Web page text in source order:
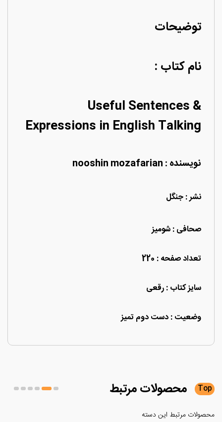
توضیحات
نام کتاب :
Useful Sentences &
Expressions in English Talking
نویسنده : nooshin mozafarian
نشر : جنگل
صحافی : شومیز
تعداد صفحه : 220
سایز کتاب : رقعی
وضعیت : دست دوم تمیز
محصولاتمرتبط
مرتبط این دسته